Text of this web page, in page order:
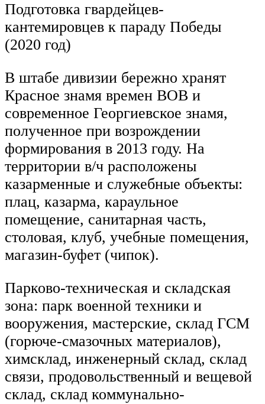
Подготовка гвардейцев-
кантемировцев к параду Победы
(2020 год)
В штабе дивизии бережно хранят
Красное знамя времен ВОВ и
современное Георгиевское знамя,
полученное при возрождении
формирования в 2013 году. На
территории в/ч расположены
казарменные и служебные объекты:
плац, казарма, караульное
помещение, санитарная часть,
столовая, клуб, учебные помещения,
магазин-буфет (чипок).
Парково-техническая и складская
зона: парк военной техники и
вооружения, мастерские, склад ГСМ
(горюче-смазочных материалов),
химсклад, инженерный склад, склад
связи, продовольственный и вещевой
склад, склад коммунально-